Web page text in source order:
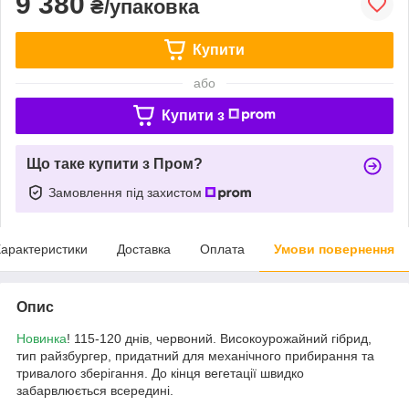
₴/упаковка
Купити
або
Купити з
Що таке купити з Пром?
Замовлення під захистом
Доставка Оплата Умови повернення
Опис
Новинка! 115-120 днів, червоний. Високоурожайний гібрид,
тип райзбургер, придатний для механічного прибирання та
тривалого зберігання. До кінця вегетації швидко
забарвлюється всередині.